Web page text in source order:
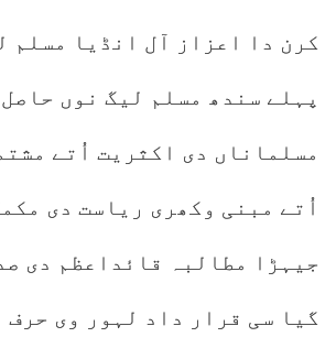
کرن دا اعزاز آل انڈیا مسلم
پہلے سندھ مسلم لیگ نوں حاصل
مسلماناں دی اکثریت اُتے
اُتے مبنی وکھری ریاست دی
جیہڑا مطالبہ قائداعظم دی
گیا سی قرار داد لہور وی حرف